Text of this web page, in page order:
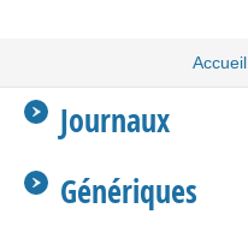
Accueil
Journaux
Génériques